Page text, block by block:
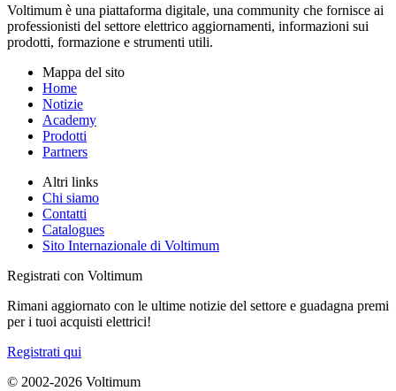
Voltimum è una piattaforma digitale, una community che fornisce ai
professionisti del settore elettrico aggiornamenti, informazioni sui
prodotti, formazione e strumenti utili.
Mappa del sito
Home
Notizie
Academy
Prodotti
Partners
Altri links
Chi siamo
Contatti
Catalogues
Sito Internazionale di Voltimum
Registrati con Voltimum
Rimani aggiornato con le ultime notizie del settore e guadagna premi
per i tuoi acquisti elettrici!
Registrati qui
© 2002-2026 Voltimum